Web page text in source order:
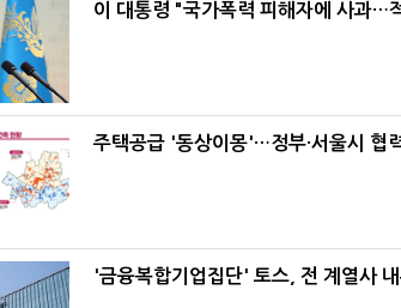
이 대통령 "국가폭력 피해자에 사과…
주택공급 '동상이몽'…정부·서울시 협
'금융복합기업집단' 토스, 전 계열사